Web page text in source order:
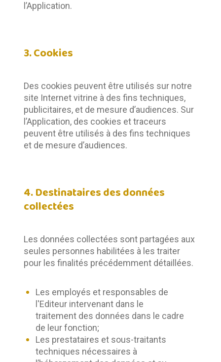
l’Application.
3. Cookies
Des cookies peuvent être utilisés sur notre
site Internet vitrine à des fins techniques,
publicitaires, et de mesure d’audiences. Sur
l’Application, des cookies et traceurs
peuvent être utilisés à des fins techniques
et de mesure d’audiences.
4. Destinataires des données
collectées
Les données collectées sont partagées aux
seules personnes habilitées à les traiter
pour les finalités précédemment détaillées.
Les employés et responsables de
l'Editeur intervenant dans le
traitement des données dans le cadre
de leur fonction;
Les prestataires et sous-traitants
techniques nécessaires à